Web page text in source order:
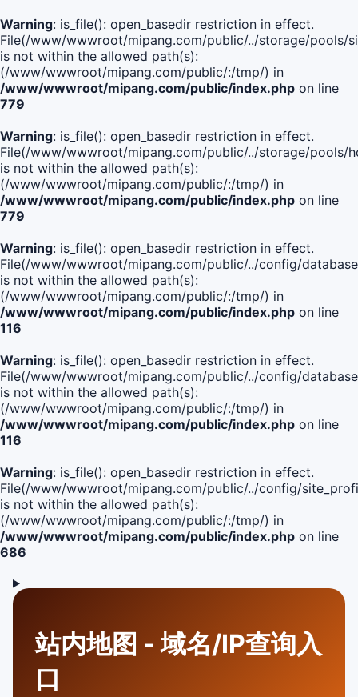
Warning: is_file(): open_basedir restriction in effect.
File(/www/wwwroot/mipang.com/public/../storage/pools/
is not within the allowed path(s):
(/www/wwwroot/mipang.com/public/:/tmp/) in
/www/wwwroot/mipang.com/public/index.php on line
779
Warning: is_file(): open_basedir restriction in effect.
File(/www/wwwroot/mipang.com/public/../storage/pools/
is not within the allowed path(s):
(/www/wwwroot/mipang.com/public/:/tmp/) in
/www/wwwroot/mipang.com/public/index.php on line
779
Warning: is_file(): open_basedir restriction in effect.
File(/www/wwwroot/mipang.com/public/../config/
is not within the allowed path(s):
(/www/wwwroot/mipang.com/public/:/tmp/) in
/www/wwwroot/mipang.com/public/index.php on line
116
Warning: is_file(): open_basedir restriction in effect.
File(/www/wwwroot/mipang.com/public/../config/
is not within the allowed path(s):
(/www/wwwroot/mipang.com/public/:/tmp/) in
/www/wwwroot/mipang.com/public/index.php on line
116
Warning: is_file(): open_basedir restriction in effect.
File(/www/wwwroot/mipang.com/public/../config/
is not within the allowed path(s):
(/www/wwwroot/mipang.com/public/:/tmp/) in
/www/wwwroot/mipang.com/public/index.php on line
686
站内地图 - 域名/IP查询入
口